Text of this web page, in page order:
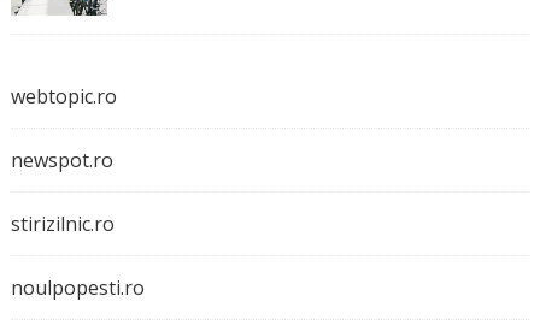
webtopic.ro
newspot.ro
stirizilnic.ro
noulpopesti.ro